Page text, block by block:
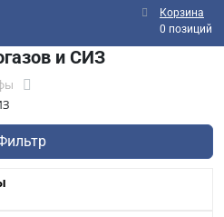
Корзина
0 позиций
и СИЗ